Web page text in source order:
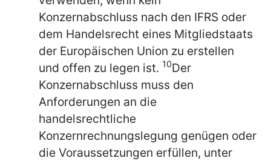
Konzernabschluss nach den IFRS oder
dem Handelsrecht eines Mitgliedstaats
der Europäischen Union zu erstellen
und offen zu legen ist. 10Der
Konzernabschluss muss den
Anforderungen an die
handelsrechtliche
Konzernrechnungslegung genügen oder
die Voraussetzungen erfüllen, unter